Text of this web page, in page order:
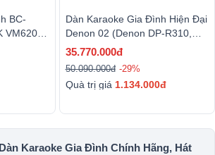
BC-
VM620A,
W25AV
Dàn Karaoke Gia Đình Hiện Đại
Denon 02 (Denon DP-R310,
DP-N1600, BJ-W25AV II)
35.770.000đ
50.090.000đ -29%
Quà trị giá 1.134.000đ
Dàn Karaoke Gia Đình Chính Hãng, Hát